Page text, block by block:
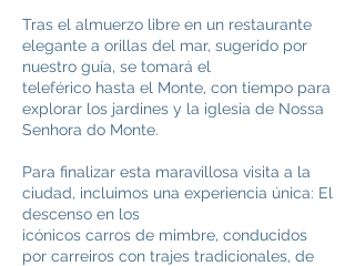
Tras el almuerzo libre en un restaurante
elegante a orillas del mar, sugerido por
nuestro guía, se tomará el
teleférico hasta el Monte, con tiempo para
explorar los jardines y la iglesia de Nossa
Senhora do Monte.
Para finalizar esta maravillosa visita a la
ciudad, incluimos una experiencia única: El
descenso en los
icónicos carros de mimbre, conducidos
por carreiros con trajes tradicionales, de